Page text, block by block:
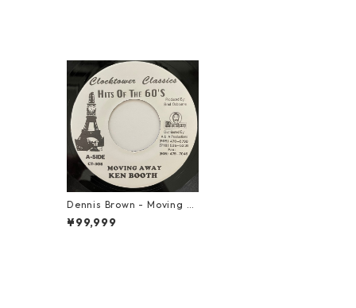
Dennis Brown - Moving A
way【7-21000】
¥99,999